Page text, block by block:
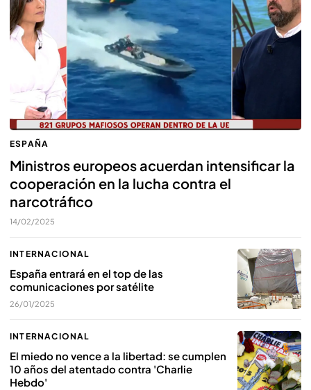
ESPAÑA
Ministros europeos acuerdan intensificar la
cooperación en la lucha contra el
narcotráfico
14/02/2025
INTERNACIONAL
España entrará en el top de las
comunicaciones por satélite
26/01/2025
INTERNACIONAL
El miedo no vence a la libertad: se cumplen
10 años del atentado contra 'Charlie
Hebdo'